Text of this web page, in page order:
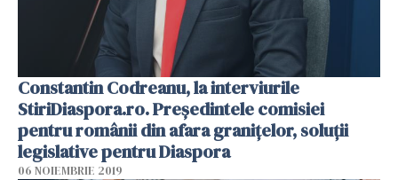
Constantin Codreanu, la interviurile
StiriDiaspora.ro. Președintele comisiei
pentru românii din afara granițelor, soluții
legislative pentru Diaspora
06 NOIEMBRIE 2019